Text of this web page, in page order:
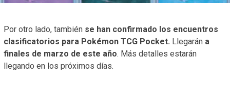
Por otro lado, también se han confirmado los encuentros
clasificatorios para Pokémon TCG Pocket. Llegarán a
finales de marzo de este año. Más detalles estarán
llegando en los próximos días.